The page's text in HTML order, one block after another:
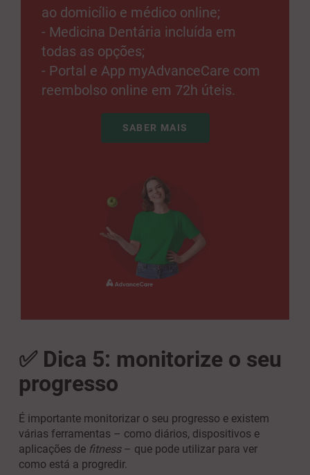
ao domicílio e médico online;
- Medicina Dentária incluída em
todas as opções;
- Portal e App myAdvanceCare com
reembolso online em 72h úteis.
SABER MAIS
✅ Dica 5: monitorize o seu
progresso
É importante monitorizar o seu progresso e existem
várias ferramentas – como diários, dispositivos e
aplicações de fitness– que pode utilizar para ver
como está a progredir.